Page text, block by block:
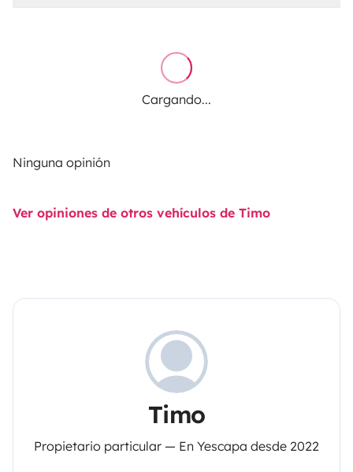
Cargando...
Ninguna opinión
Ver opiniones de otros vehículos de Timo
Timo
Propietario particular — En Yescapa desde 2022